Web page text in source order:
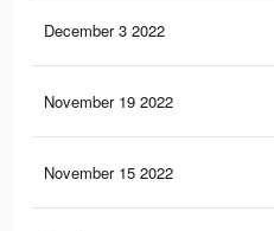
December 3 2022
November 19 2022
November 15 2022